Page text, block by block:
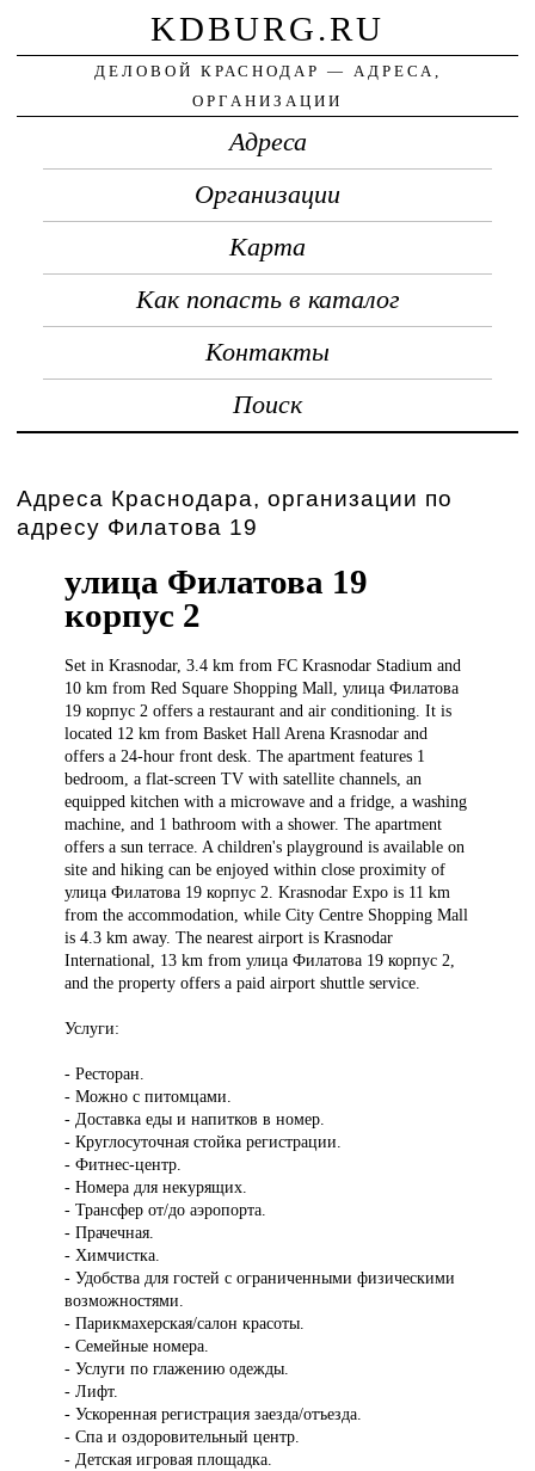
KDBURG.RU
ДЕЛОВОЙ КРАСНОДАР — АДРЕСА,
ОРГАНИЗАЦИИ
Адреса
Организации
Карта
Как попасть в каталог
Контакты
Поиск
Адреса Краснодара, организации по
адресу Филатова 19
улица Филатова 19
корпус 2
Set inKrasnodar, 3.4 km from FC Krasnodar Stadium and
10 km from Red Square Shopping Mall, улица Филатова
19 корпус 2 offers a restaurant and air conditioning. It is
located 12 km from Basket Hall Arena Krasnodar and
offers a 24-hour front desk. The apartment features 1
bedroom, a flat-screen TV with satellite channels, an
equipped kitchen with a microwave and a fridge, a washing
machine, and 1 bathroom with a shower. The apartment
offers a sun terrace. A children's playground is available on
site and hiking can be enjoyed within close proximity of
улица Филатова 19 корпус 2. Krasnodar Expo is 11 km
from the accommodation, while City Centre Shopping Mall
is 4.3 km away. The nearest airport is Krasnodar
International, 13 km from улица Филатова 19 корпус 2,
and the property offers a paid airport shuttle service.
Услуги:
- Ресторан.
- Можно с питомцами.
- Доставка еды и напитков в номер.
- Круглосуточная стойка регистрации.
- Фитнес-центр.
- Номера для некурящих.
- Трансфер от/до аэропорта.
- Прачечная.
- Химчистка.
- Удобства для гостей с ограниченными физическими
возможностями.
- Парикмахерская/салон красоты.
- Семейные номера.
- Услуги по глажению одежды.
- Лифт.
- Ускоренная регистрация заезда/отъезда.
- Спа и оздоровительный центр.
- Детская игровая площадка.